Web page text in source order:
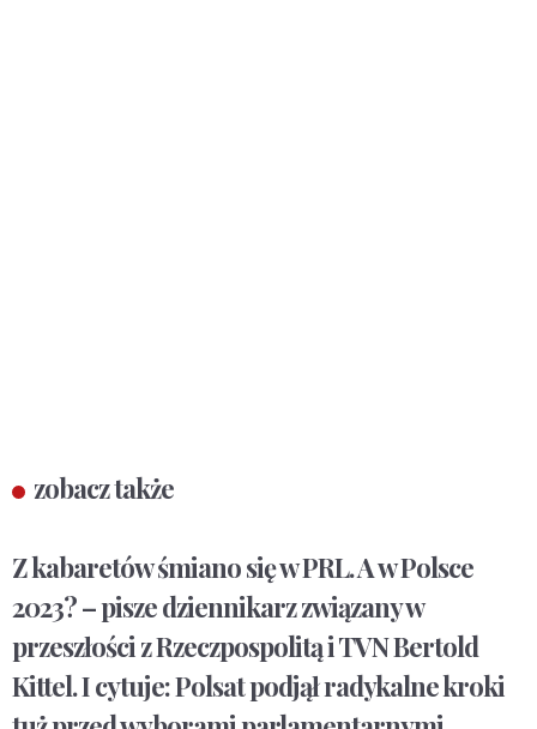
zobacz także
Z kabaretów śmiano się w PRL. A w Polsce
2023? – pisze dziennikarz związany w
przeszłości z Rzeczpospolitą i TVN Bertold
Kittel. I cytuje: Polsat podjął radykalne kroki